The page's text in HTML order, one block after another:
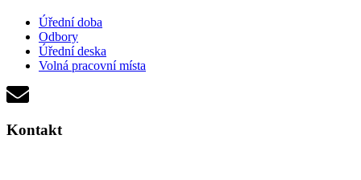
Úřední doba
Odbory
Úřední deska
Volná pracovní místa
Kontakt